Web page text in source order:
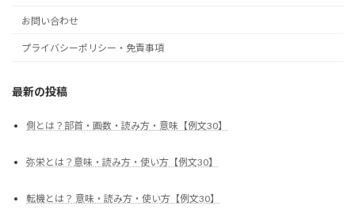
お問い合わせ
プライバシーポリシー・免責事項
最新の投稿
側とは？部首・画数・読み方・意味【例文30】
弥栄とは？意味・読み方・使い方【例文30】
転機とは？ 意味・読み方・使い方【例文30】